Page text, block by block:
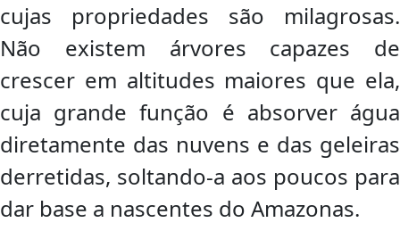
cujas propriedades são milagrosas.
Não existem árvores capazes de
crescer em altitudes maiores que ela,
cuja grande função é absorver água
diretamente das nuvens e das geleiras
derretidas, soltando-a aos poucos para
dar base a nascentes do Amazonas.